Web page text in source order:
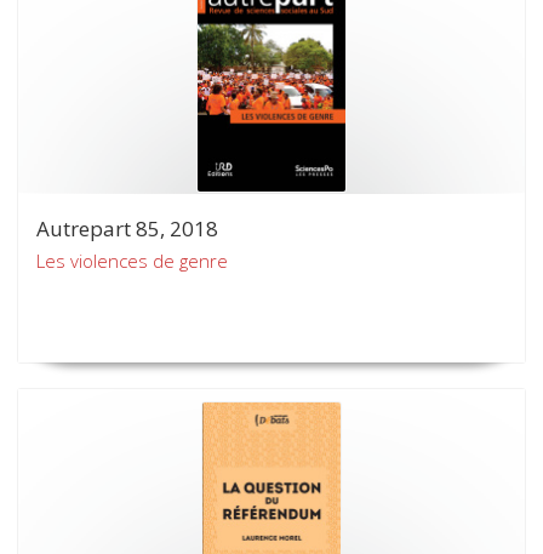
Autrepart 85, 2018
Les violences de genre